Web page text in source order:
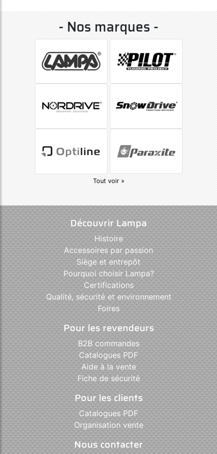
- Nos marques -
Tout voir »
Découvrir Lampa
Histoire
Accessoires par passion
Siège et entrepôt
Pourquoi choisir Lampa?
Certifications
Qualité, sécurité et environnement
Foires
Pour les revendeurs
B2B commandes
Catalogues PDF
Aide à la vente
Fiche de sécurité
Pour les clients
Catalogues PDF
Organisation vente
Nous contacter